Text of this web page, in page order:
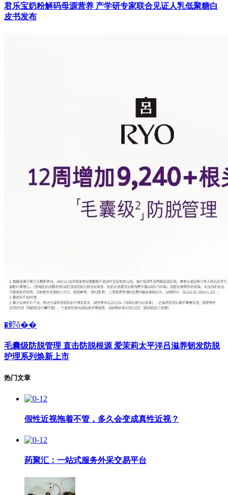
君乐宝奶粉解码母源营养 产学研专家联合见证人乳低聚糖白
皮书发布
�鿴ȫ��
毛囊级防脱管理 直击防脱根源 爱茉莉太平洋吕滋养韧发防脱
护理系列焕新上市
热门文章
假性近视拖着不管，多久会变成真性近视？
药聚汇：一站式服务外采交易平台